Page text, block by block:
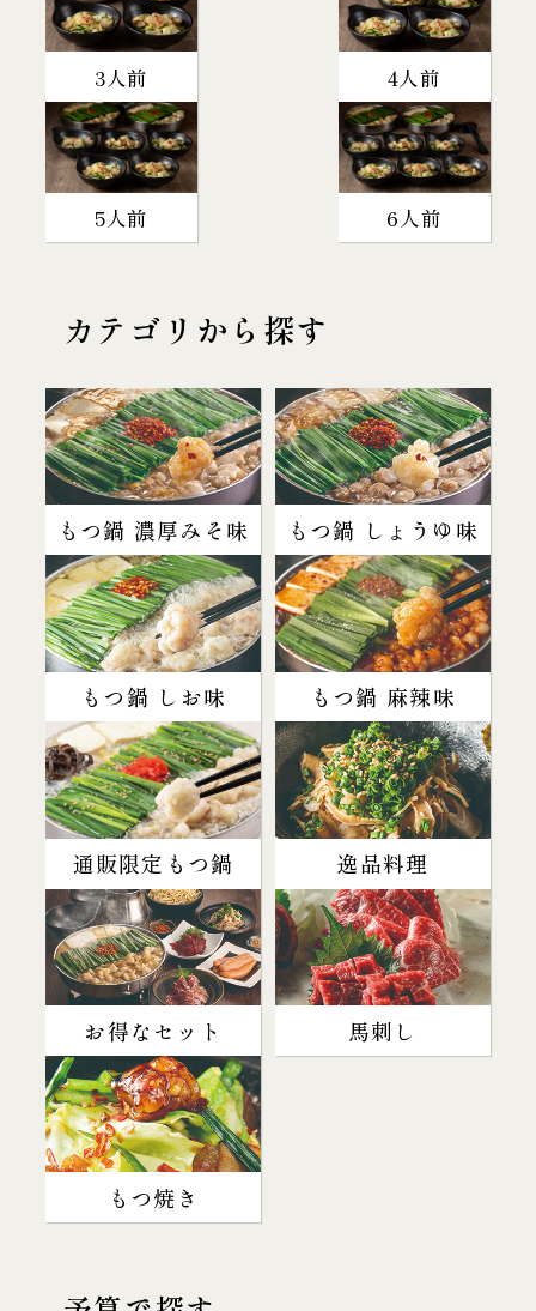
3人前 4人前
5人前 6人前
カテゴリから探す
もつ鍋 濃厚みそ味 もつ鍋 しょうゆ味
もつ鍋 しお味 もつ鍋 麻辣味
通販限定もつ鍋 逸品料理
お得なセット 馬刺し
もつ焼き